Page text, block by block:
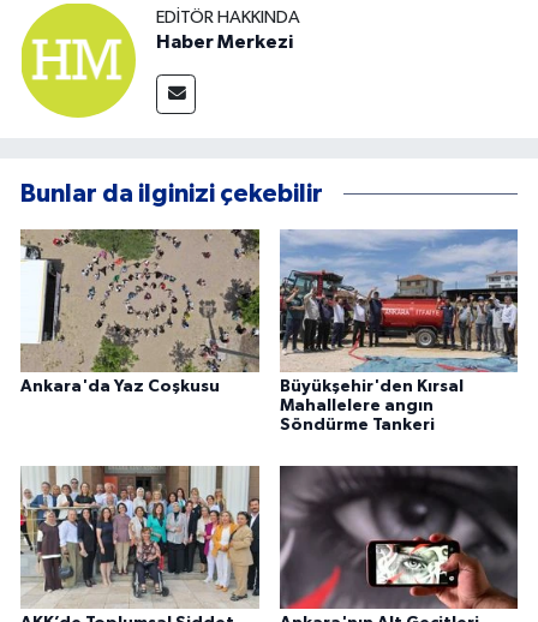
EDITÖR HAKKINDA
Haber Merkezi
Bunlar da ilginizi çekebilir
Ankara'da Yaz Coşkusu
Büyükşehir'den Kırsal
Mahallelere angın
Söndürme Tankeri